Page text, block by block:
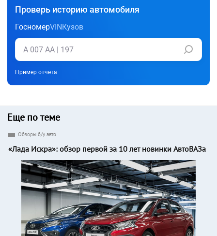
Проверь историю автомобиля
ГосномерVIN Кузов
Пример отчета
Еще по теме
Обзоры б/у авто
«Лада Искра»: обзор первой за 10 лет новинки АвтоВАЗа